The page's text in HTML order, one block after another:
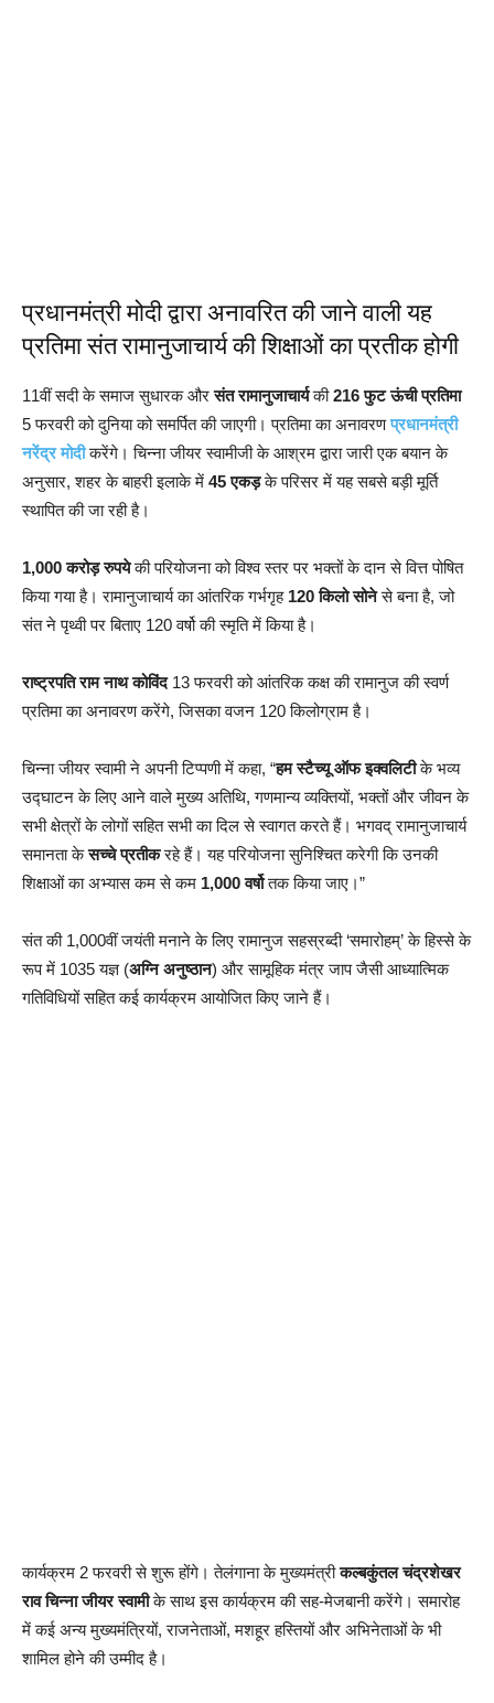
प्रधानमंत्री मोदी द्वारा अनावरित की जाने वाली यह
प्रतिमा संत रामानुजाचार्य की शिक्षाओं का प्रतीक होगी
11वीं सदी के समाज सुधारक औरसंत रामानुजाचार्यकी216 फुट ऊंची प्रतिमा
5 फरवरी को दुनिया को समर्पित की जाएगी। प्रतिमा का अनावरणप्रधानमंत्री
नरेंद्र मोदीकरेंगे। चिन्ना जीयर स्वामीजी के आश्रम द्वारा जारी एक बयान के
अनुसार, शहर के बाहरी इलाके में 45 एकड़के परिसर में यह सबसे बड़ी मूर्ति
स्थापित की जा रही है।
1,000 करोड़ रुपयेकी परियोजना को विश्व स्तर पर भक्तों के दान से वित्त पोषित
किया गया है। रामानुजाचार्य का आंतरिक गर्भगृह 120 किलो सोनेसे बना है, जो
संत ने पृथ्वी पर बिताए 120 वर्षो की स्मृति में किया है।
राष्ट्रपति राम नाथ कोविंद13 फरवरी को आंतरिक कक्ष की रामानुज की स्वर्ण
प्रतिमा का अनावरण करेंगे, जिसका वजन 120 किलोग्राम है।
चिन्ना जीयर स्वामी ने अपनी टिप्पणी में कहा, “हम स्टैच्यू ऑफ इक्वलिटीके भव्य
उद्घाटन के लिए आने वाले मुख्य अतिथि, गणमान्य व्यक्तियों, भक्तों और जीवन के
सभी क्षेत्रों के लोगों सहित सभी का दिल से स्वागत करते हैं। भगवद् रामानुजाचार्य
समानता केसच्चे प्रतीकरहे हैं। यह परियोजना सुनिश्चित करेगी कि उनकी
शिक्षाओं का अभ्यास कम से कम 1,000 वर्षोतक किया जाए।”
संत की 1,000वीं जयंती मनाने के लिए रामानुज सहस्रब्दी ‘समारोहम्’ के हिस्से के
रूप में 1035 यज्ञ (अग्नि अनुष्ठान) और सामूहिक मंत्र जाप जैसी आध्यात्मिक
गतिविधियों सहित कई कार्यक्रम आयोजित किए जाने हैं।
कार्यक्रम 2 फरवरी से शुरू होंगे। तेलंगाना के मुख्यमंत्रीकल्बकुंतल चंद्रशेखर
राव चिन्ना जीयर स्वामीके साथ इस कार्यक्रम की सह-मेजबानी करेंगे। समारोह
में कई अन्य मुख्यमंत्रियों, राजनेताओं, मशहूर हस्तियों और अभिनेताओं के भी
शामिल होने की उम्मीद है।